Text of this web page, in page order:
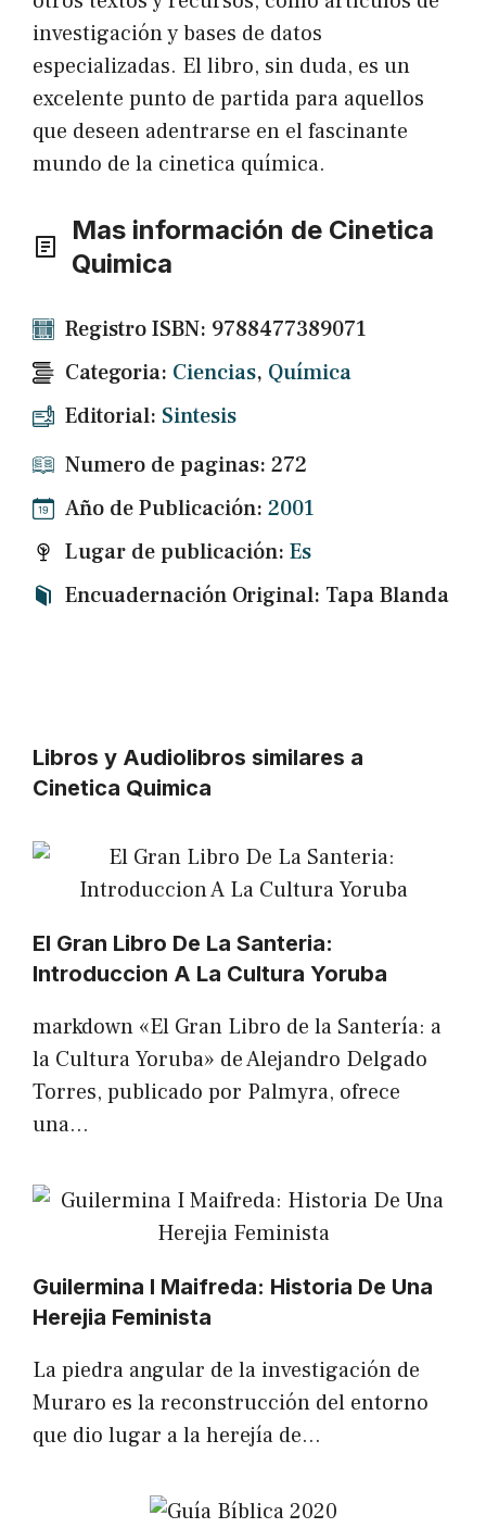
investigación y bases de datos
especializadas. El libro, sin duda, es un
excelente punto de partida para aquellos
que deseen adentrarse en el fascinante
mundo de la cinetica química.
Mas información de Cinetica
Quimica
Registro ISBN: 9788477389071
Categoria: Ciencias, Química
Editorial: Sintesis
Numero de paginas: 272
Año de Publicación: 2001
Lugar de publicación: Es
Encuadernación Original: Tapa Blanda
Libros y Audiolibros similares a
Cinetica Quimica
El Gran Libro De La Santeria:
Introduccion A La Cultura Yoruba
markdown «El Gran Libro de la Santería: a
la Cultura Yoruba» de Alejandro Delgado
Torres, publicado por Palmyra, ofrece
una…
Guilermina I Maifreda: Historia De Una
Herejia Feminista
La piedra angular de la investigación de
Muraro es la reconstrucción del entorno
que dio lugar a la herejía de…